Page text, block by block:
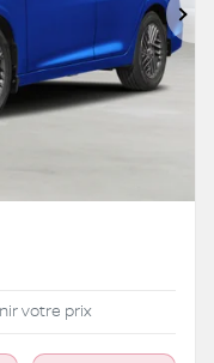
votre prix